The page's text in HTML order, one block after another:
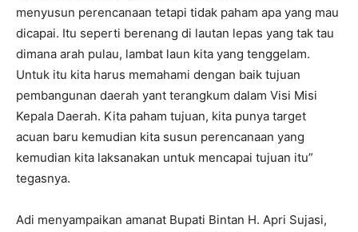
menyusun perencanaan tetapi tidak paham apa yang mau
dicapai. Itu seperti berenang di lautan lepas yang tak tau
dimana arah pulau, lambat laun kita yang tenggelam.
Untuk itu kita harus memahami dengan baik tujuan
pembangunan daerah yant terangkum dalam Visi Misi
Kepala Daerah. Kita paham tujuan, kita punya target
acuan baru kemudian kita susun perencanaan yang
kemudian kita laksanakan untuk mencapai tujuan itu”
tegasnya.
Adi menyampaikan amanat Bupati Bintan H. Apri Sujasi,